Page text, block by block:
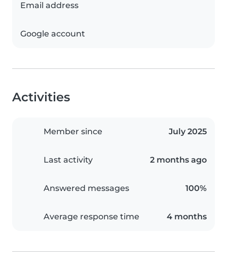
Email address
Google account
Activities
Member since July 2025
Last activity 2 months ago
Answered messages 100%
Average response time 4 months